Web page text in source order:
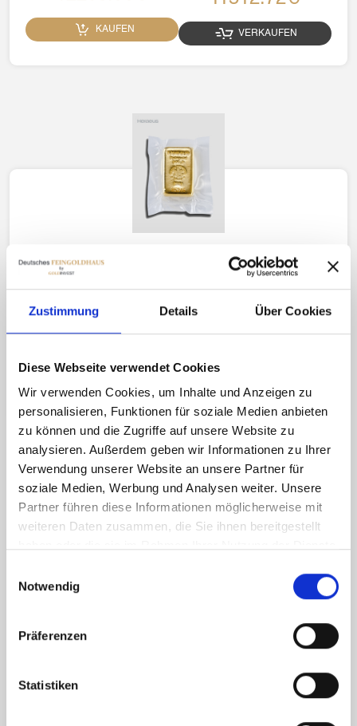
Zustimmung Details Über Cookies
Diese Webseite verwendet Cookies
Wir verwenden Cookies, um Inhalte und Anzeigen zu
personalisieren, Funktionen für soziale Medien anbieten
zu können und die Zugriffe auf unsere Website zu
analysieren. Außerdem geben wir Informationen zu Ihrer
Verwendung unserer Website an unsere Partner für
soziale Medien, Werbung und Analysen weiter. Unsere
Partner führen diese Informationen möglicherweise mit
weiteren Daten zusammen, die Sie ihnen bereitgestellt
Notwendig
Präferenzen
Statistiken
KAUFEN VERKAUFEN
VERKAUFEN